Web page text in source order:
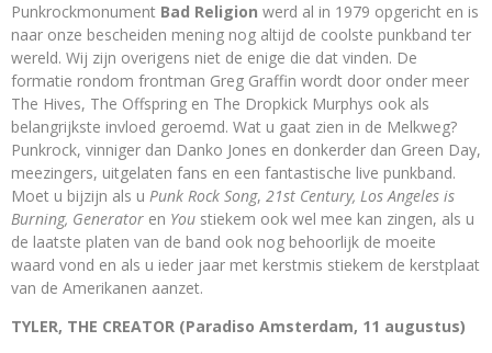
Punkrockmonument Bad Religion werd al in 1979 opgericht en is
naar onze bescheiden mening nog altijd de coolste punkband ter
wereld. Wij zijn overigens niet de enige die dat vinden. De
formatie rondom frontman Greg Graffin wordt door onder meer
The Hives, The Offspring en The Dropkick Murphys ook als
belangrijkste invloed geroemd. Wat u gaat zien in de Melkweg?
Punkrock, vinniger dan Danko Jones en donkerder dan Green Day,
meezingers, uitgelaten fans en een fantastische live punkband.
Moet u bijzijn als u Punk Rock Song, 21st Century, Los Angeles is
Burning, Generator en You stiekem ook wel mee kan zingen, als u
de laatste platen van de band ook nog behoorlijk de moeite
waard vond en als u ieder jaar met kerstmis stiekem de kerstplaat
van de Amerikanen aanzet.
TYLER, THE CREATOR (Paradiso Amsterdam, 11 augustus)